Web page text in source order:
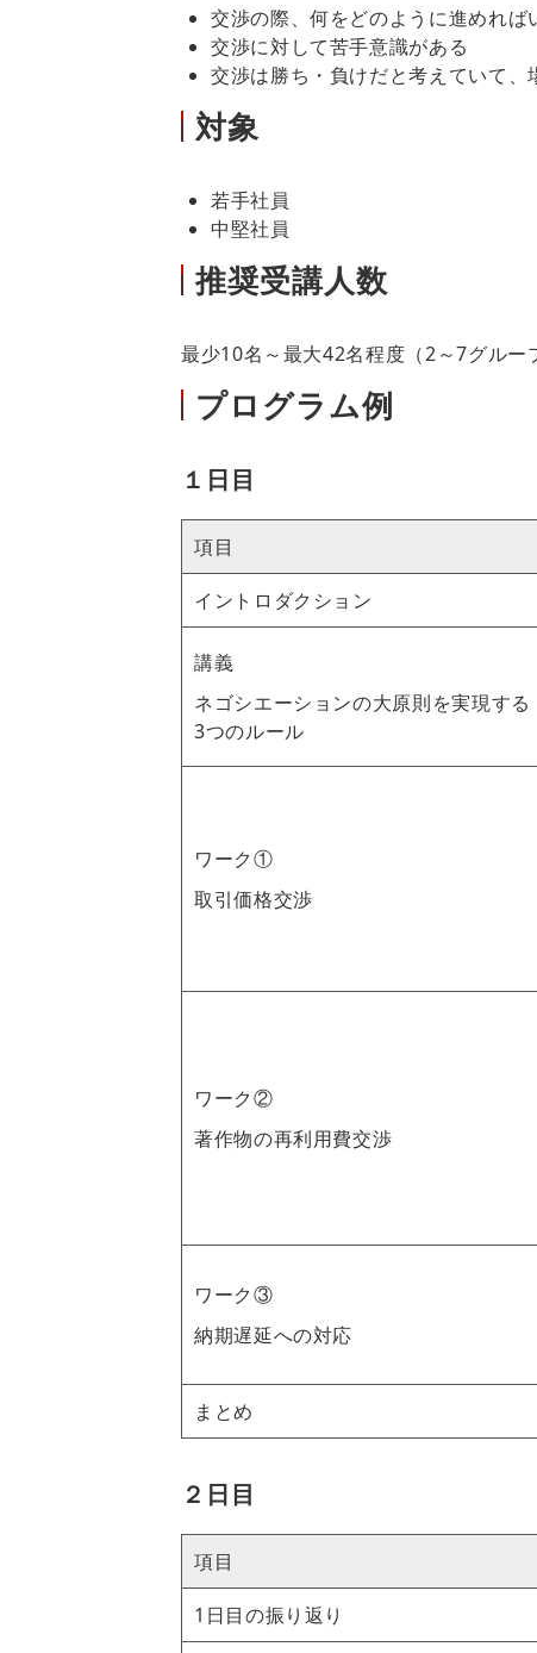
交渉の際、何をどのように進めれば
交渉に対して苦手意識がある
交渉は勝ち・負けだと考えていて
対象
若手社員
中堅社員
推奨受講人数
最少10名～最大42名程度（2～7グルー
プログラム例
１日目
項目
イントロダクション
講義
ネゴシエーションの大原則を実現する
3つのルール
ワーク①
取引価格交渉
ワーク②
著作物の再利用費交渉
ワーク③
納期遅延への対応
まとめ
２日目
項目
1日目の振り返り